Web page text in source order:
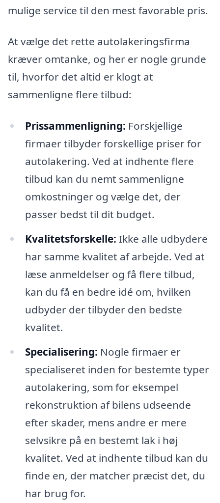
mulige service til den mest favorable pris.
At vælge det rette autolakeringsfirma
kræver omtanke, og her er nogle grunde
til, hvorfor det altid er klogt at
sammenligne flere tilbud:
Prissammenligning: Forskjellige
firmaer tilbyder forskellige priser for
autolakering. Ved at indhente flere
tilbud kan du nemt sammenligne
omkostninger og vælge det, der
passer bedst til dit budget.
Kvalitetsforskelle: Ikke alle udbydere
har samme kvalitet af arbejde. Ved at
læse anmeldelser og få flere tilbud,
kan du få en bedre idé om, hvilken
udbyder der tilbyder den bedste
kvalitet.
Specialisering: Nogle firmaer er
specialiseret inden for bestemte typer
autolakering, som for eksempel
rekonstruktion af bilens udseende
efter skader, mens andre er mere
selvsikre på en bestemt lak i høj
kvalitet. Ved at indhente tilbud kan du
finde en, der matcher præcist det, du
har brug for.